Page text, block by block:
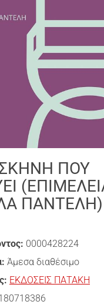
ΠΟΥ
ΠΑΝΤΕΛΗ)
0000428224
Άμεσα διαθέσιμο
ΕΚΔΟΣΕΙΣ ΠΑΤΑΚΗ